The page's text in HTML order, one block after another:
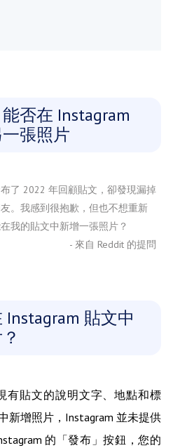
否在 Instagram
張照片
了 2022 年回顧貼文，卻發現漏掉
。我感到很抱歉，但也不想重新
我的貼文中新增一張照片？
- 來自 Reddit 的提問
貼文中
有貼文的說明文字、地點和標
新增照片，Instagram 並未提供
的「發布」按鈕，您的